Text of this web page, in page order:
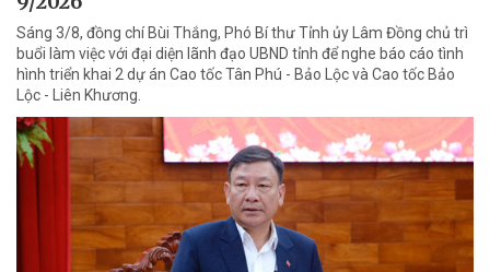
Sáng 3/8, đồng chí Bùi Thắng, Phó Bí thư Tỉnh ủy Lâm Đồng chủ trì
buổi làm việc với đại diện lãnh đạo UBND tỉnh để nghe báo cáo tình
hình triển khai 2 dự án Cao tốc Tân Phú - Bảo Lộc và Cao tốc Bảo
Lộc - Liên Khương.